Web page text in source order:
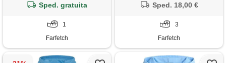
Sped. gratuita
1
Farfetch
Sped. 18,00 €
3
Farfetch